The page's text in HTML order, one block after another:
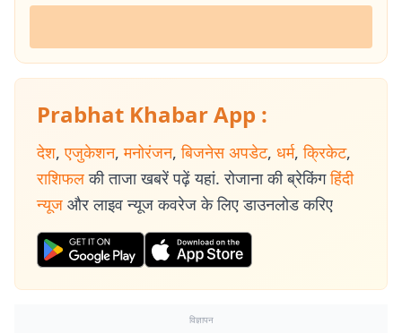
Prabhat Khabar App :
देश, एजुकेशन, मनोरंजन, बिजनेस अपडेट, धर्म, क्रिकेट,
राशिफल की ताजा खबरें पढ़ें यहां. रोजाना की ब्रेकिंग हिंदी
न्यूज और लाइव न्यूज कवरेज के लिए डाउनलोड करिए
विज्ञापन